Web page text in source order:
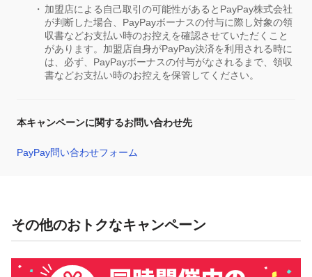
加盟店による自己取引の可能性があるとPayPay株式会社
が判断した場合、PayPayボーナスの付与に際し対象の領
収書などお支払い時のお控えを確認させていただくこと
があります。加盟店自身がPayPay決済を利用される時に
は、必ず、PayPayボーナスの付与がなされるまで、領収
書などお支払い時のお控えを保管してください。
本キャンペーンに関するお問い合わせ先
PayPay問い合わせフォーム
その他のおトクなキャンペーン